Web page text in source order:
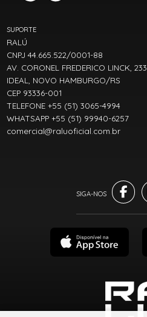
SUPORTE
RALÚ
CNPJ 44.665.522/0001-88
AV. CORONEL FREDERICO LINCK, 233
IDEAL, NOVO HAMBURGO/RS
CEP 93336-001
TELEFONE +55 (51) 3065-4994
WHATSAPP +55 (51) 99940-6257
comercial@raluoficial.com.br